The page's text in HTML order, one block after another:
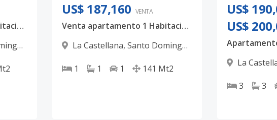
Venta apartamento 1 Habitación US$168,400 - La Castellana
US$ 187,160 VENTA
Venta apartamento 1 Habitación + Terraza US$187,160 - La Castellana
La Castellana, Santo Domingo
1
1 1 141 Mt2
US$
US$
La
3
3